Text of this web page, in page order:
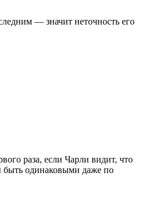
— значит неточность его
раза, если Чарли видит, что
быть одинаковыми даже по